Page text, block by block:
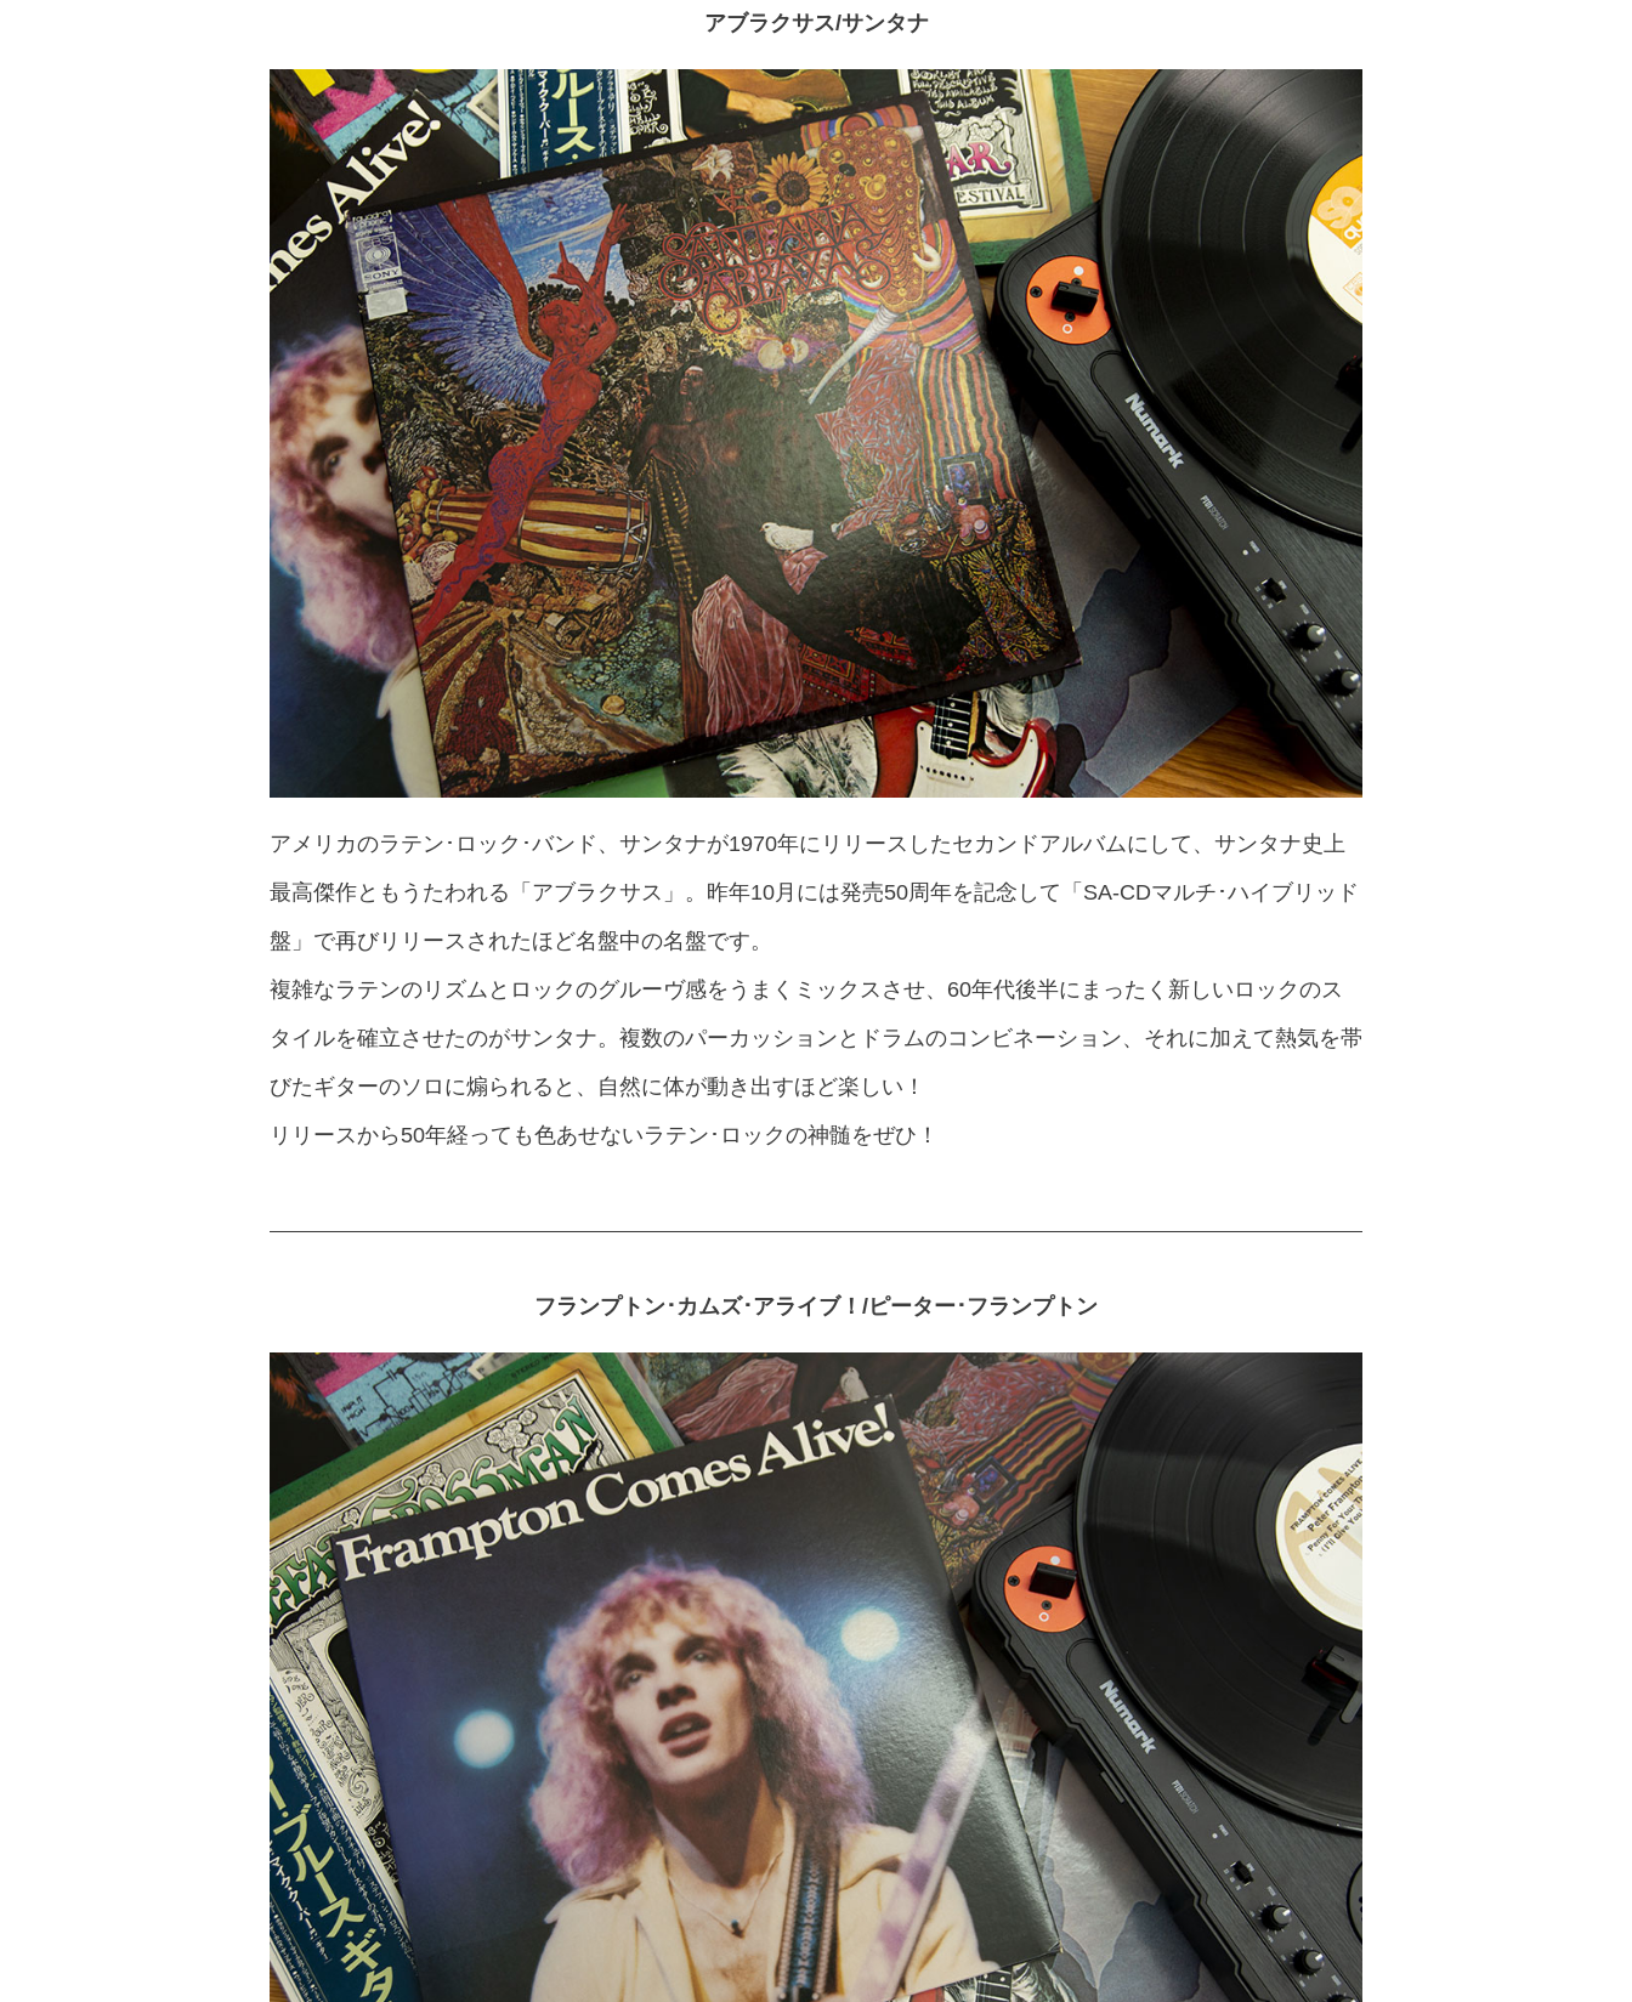
アブラクサス/サンタナ
アメリカのラテン･ロック･バンド、サンタナが1970年にリリースしたセカンドアルバムにして、サンタナ史上
最高傑作ともうたわれる「アブラクサス」。昨年10月には発売50周年を記念して「SA-CDマルチ･ハイブリッド
盤」で再びリリースされたほど名盤中の名盤です。
複雑なラテンのリズムとロックのグルーヴ感をうまくミックスさせ、60年代後半にまったく新しいロックのス
タイルを確立させたのがサンタナ。複数のパーカッションとドラムのコンビネーション、それに加えて熱気を帯
びたギターのソロに煽られると、自然に体が動き出すほど楽しい！
リリースから50年経っても色あせないラテン･ロックの神髄をぜひ！
フランプトン･カムズ･アライブ！/ピーター･フランプトン